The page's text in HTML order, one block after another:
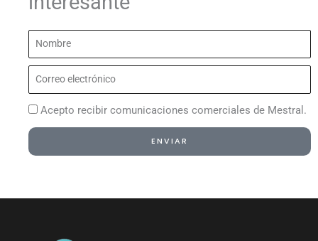
Nombre
Correo
electrónico
Acepto recibir comunicaciones comerciales de Mestral.
ENVIAR